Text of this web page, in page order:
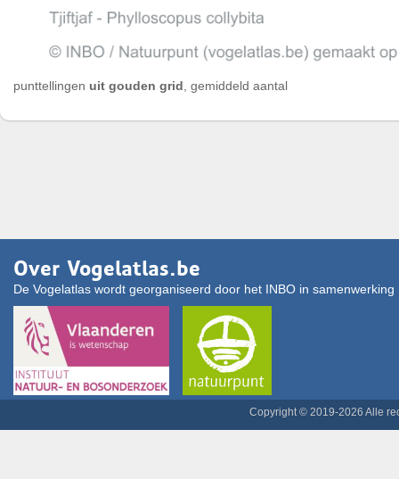
punttellingen uit gouden grid , gemiddeld aantal
Over Vogelatlas.be
De Vogelatlas wordt georganiseerd door het INBO in
Copyright © 2019-2026 Alle